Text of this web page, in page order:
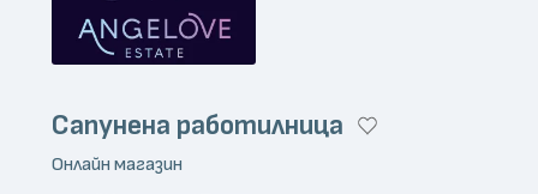
Сапунена работилница
Онлайн магазин